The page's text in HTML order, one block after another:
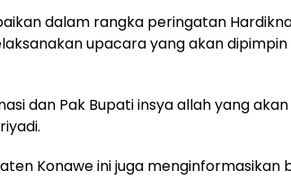
dalam rangka peringatan
upacara yang akan dipimpin
dan Pak Bupati insya allah yang
Konawe ini juga